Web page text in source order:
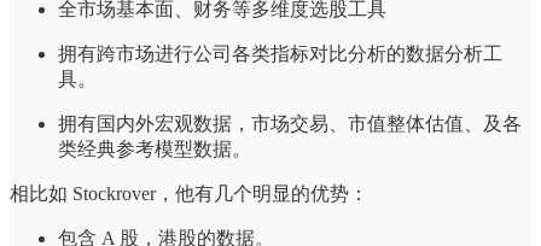
全市场基本面、财务等多维度选股工具
拥有跨市场进行公司各类指标对比分析的数据分析工
具。
拥有国内外宏观数据，市场交易、市值整体估值、及各
类经典参考模型数据。
相比如 Stockrover，他有几个明显的优势：
包含 A 股，港股的数据。